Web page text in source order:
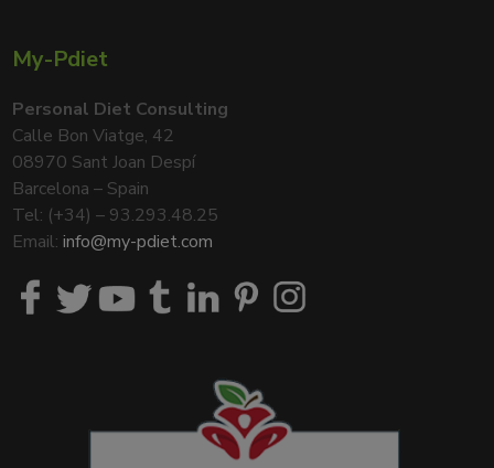
My-Pdiet
Personal Diet Consulting
Calle Bon Viatge, 42
08970 Sant Joan Despí
Barcelona – Spain
Tel: (+34) – 93.293.48.25
Email:info@my-pdiet.com